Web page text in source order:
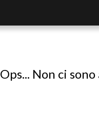
Ops... Non ci